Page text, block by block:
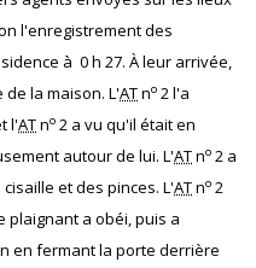
l'enregistrement des
à 0 h 27. À leur arrivée,
la maison. L'ATno 2 l'a
l'ATno 2 a vu qu'il était en
autour de lui. L'ATno 2 a
et des pinces. L'ATno 2
plaignant a obéi, puis a
en fermant la porte derrière